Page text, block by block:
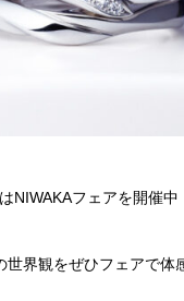
NIWAKAフェアを開催中
世界観をぜひフェアで体